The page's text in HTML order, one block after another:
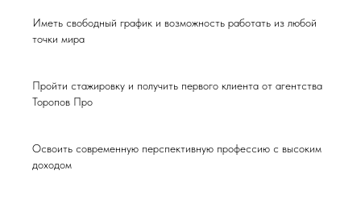
Иметь свободный график и возможность работать из любой
точки мира
Пройти стажировку и получить первого клиента от агентства
Торопов Про
Освоить современную перспективную профессию с высоким
доходом